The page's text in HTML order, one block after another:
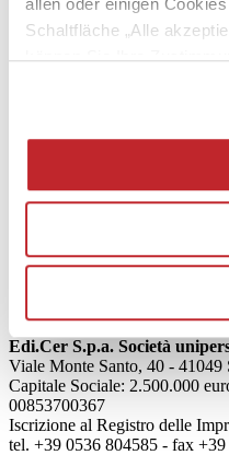
Schaltfläche „Alle
können Sie Ihre
Articoli
Privacy
Edi.Cer S.p.a. Società
Viale Monte Santo, 40 -
Capitale Sociale: 2.500.000
00853700367
Iscrizione al Registro delle
tel. +39 0536 804585 - fax